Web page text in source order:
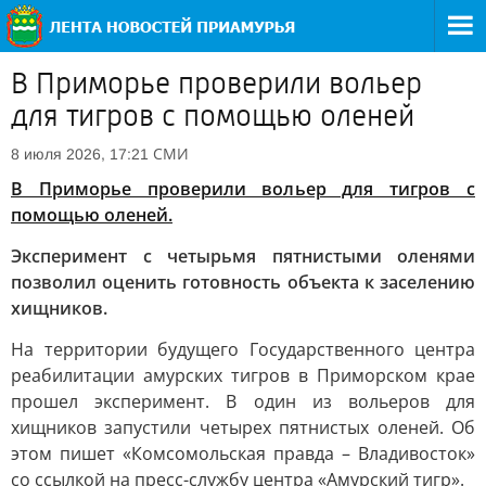
В Приморье проверили вольер
для тигров с помощью оленей
8 июля 2026, 17:21 СМИ
В Приморье проверили вольер для тигров с
помощью оленей.
Эксперимент с четырьмя пятнистыми оленями
позволил оценить готовность объекта к заселению
хищников.
На территории будущего Государственного центра
реабилитации амурских тигров в Приморском крае
прошел эксперимент. В один из вольеров для
хищников запустили четырех пятнистых оленей. Об
этом пишет «Комсомольская правда – Владивосток»
со ссылкой на пресс-службу центра «Амурский тигр».